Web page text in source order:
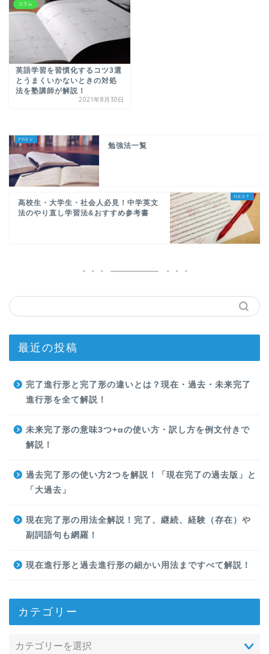
コラム
英語学習を習慣化するコツ3選
とうまくいかないときの対処
法を塾講師が解説！
2021年8月30日
勉強法一覧
高校生・大学生・社会人必見！中学英文
法のやり直し学習法&おすすめ参考書
最近の投稿
完了進行形と完了形の違いとは？現在・過去・未来完了
進行形を全て解説！
未来完了形の意味3つ+αの使い方・訳し方を例文付きで
解説！
過去完了形の使い方2つを解説！「現在完了の過去版」と
「大過去」
現在完了形の用法全解説！完了、継続、経験（存在）や
副詞語句も網羅！
現在進行形と過去進行形の細かい用法まですべて解説！
カテゴリー